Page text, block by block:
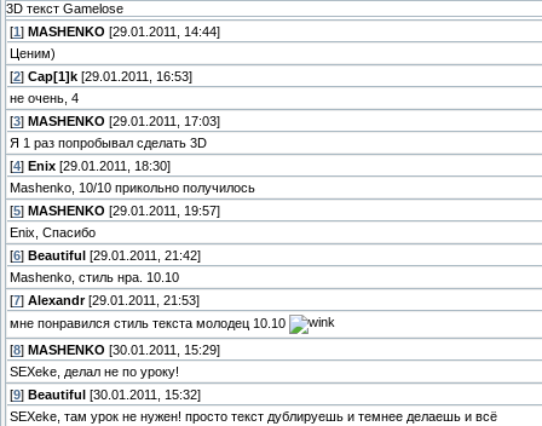
3D текст Gamelose
[1 ] MASHENKO [29.01.2011, 14:44]
Ценим)
[2] Cap[1]k [29.01.2011, 16:53]
не очень, 4
[3] MASHENKO [29.01.2011, 17:03]
Я 1 раз попробывал сделать 3D
[4] Enix [29.01.2011, 18:30]
Mashenko, 10/10 прикольно получилось
[5] MASHENKO [29.01.2011, 19:57]
Enix, Спасибо
[6] Beautiful
[29.01.2011, 21:42]
Mashenko, стиль нра. 10.10
[7] Alexandr[29.01.2011, 21:53]
мне понравился стиль текста молодец 10.10
[8] MASHENKO [30.01.2011, 15:29]
SEXeke, делал не по уроку!
[9] Beautiful
[30.01.2011, 15:32]
SEXeke, там урок не нужен! просто текст дублируешь и темнее делаешь и всё